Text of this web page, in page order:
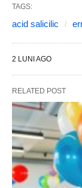
TAGS:
acid salicilic
2 LUNI AGO
RELATED POST